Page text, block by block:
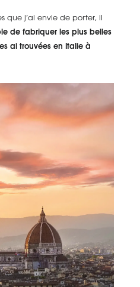
que j’ai envie de porter, il
de fabriquer les plus belles
ai trouvées en Italie à